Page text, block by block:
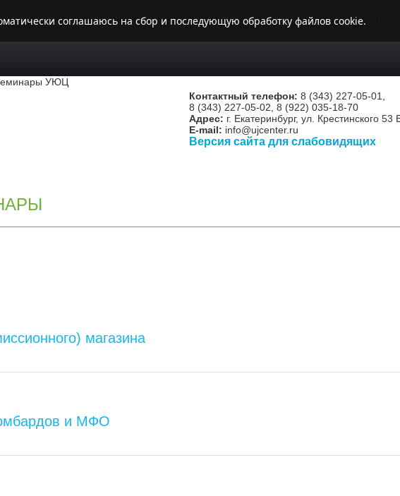
ПРОИЗВОДСТВО СКУПКА, ЗАГОТОВКА ОТ И ПБ
Контактный телефон: 8 (343) 227-05-01,
8 (343) 227-05-02, 8 (922) 035-18-70
Адрес: г. Екатеринбург, ул. Крестинского 53
E-mail: info@ujcenter.ru
Версия сайта для слабовидящих
магазина
и МФО
соглашаюсь на сбор и последующую обработку файлов cookie.